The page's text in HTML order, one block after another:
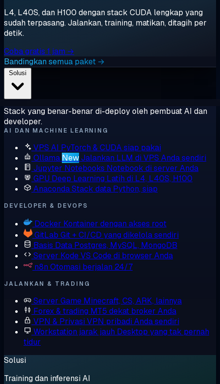
L4, L40S, dan H100 dengan stack CUDA lengkap yang
sudah terpasang. Jalankan, training, matikan, ditagih per
detik.
Coba gratis 1 jam →
Bandingkan semua paket →
Stack yang benar-benar di-deploy oleh pembuat AI dan
developer.
AI DAN MACHINE LEARNING
VPS AI PyTorch & CUDA siap pakai
Ollama NewJalankan LLM di VPS Anda sendiri
Jupyter Notebooks Notebook di server Anda
GPU Deep Learning Latih di L4, L40S, H100
AnacondaStack data Python, siap
DEVELOPER & DEVOPS
Docker Kontainer dengan akses root
GitLab Git + CI/CD yang dikelola sendiri
Basis Data Postgres, MySQL, MongoDB
Server KodeVS Code di browser Anda
n8n Otomasi berjalan 24/7
JALANKAN & TRADING
Server Game Minecraft, CS, ARK, lainnya
Forex & trading MT5 dekat broker Anda
VPN & Privasi VPN pribadi Anda sendiri
Workstation jarak jauh Desktop yang tak pernah
tidur
Solusi
Training dan inferensi AI